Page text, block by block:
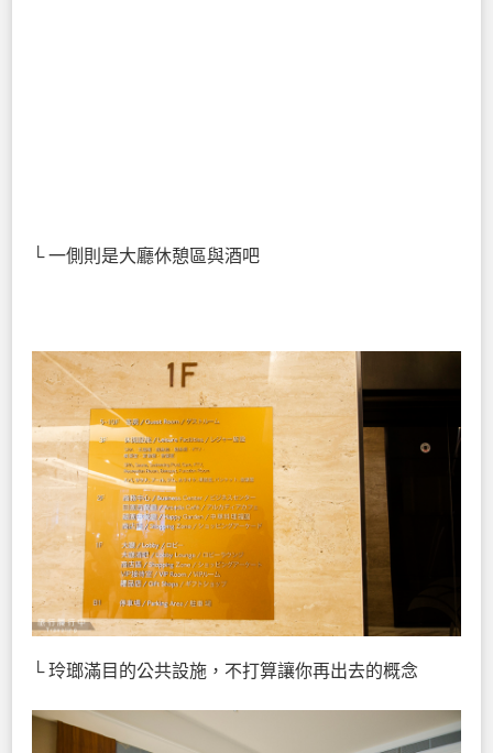
└ 一側則是大廳休憩區與酒吧
└ 玲瑯滿目的公共設施，不打算讓你再出去的概念